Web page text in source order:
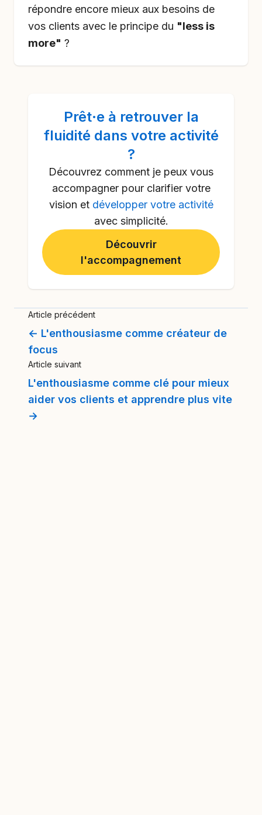
répondre encore mieux aux besoins de
vos clients avec le principe du "less is
more" ?
Prêt·e à retrouver la
fluidité dans votre activité
?
Découvrez comment je peux vous
accompagner pour clarifier votre
vision et développer votre activité
avec simplicité.
Découvrir
l'accompagnement
Article précédent
← L'enthousiasme comme créateur de
focus
Article suivant
L'enthousiasme comme clé pour mieux
aider vos clients et apprendre plus vite
→